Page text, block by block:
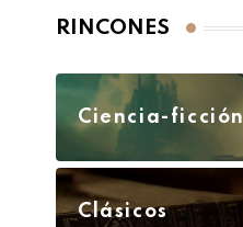
RINCONES
Ciencia-ficción
Clásicos